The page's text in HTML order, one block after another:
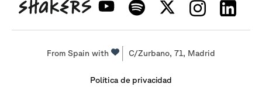
From Spain with C/Zurbano, 71, Madrid
Política de privacidad